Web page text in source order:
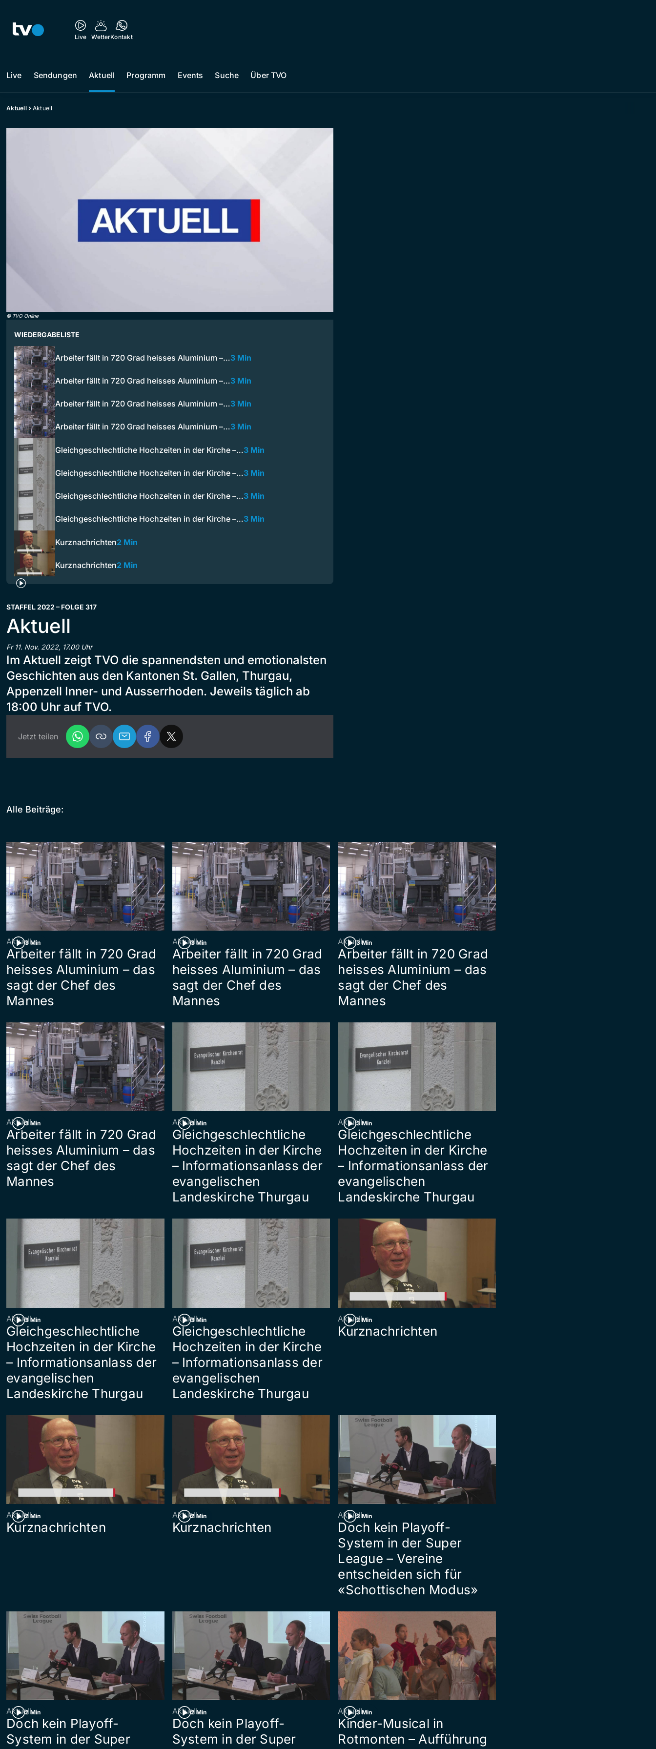
Live WetterKontakt
Live Sendungen Aktuell Programm Events Suche Über TVO
Aktuell Aktuell
© TVO Online
WIEDERGABELISTE
Arbeiter fällt in 720 Grad heisses Aluminium –…3 Min
Arbeiter fällt in 720 Grad heisses Aluminium –…3 Min
Arbeiter fällt in 720 Grad heisses Aluminium –…3 Min
Arbeiter fällt in 720 Grad heisses Aluminium –…3 Min
Gleichgeschlechtliche Hochzeiten in der Kirche –…3 Min
Gleichgeschlechtliche Hochzeiten in der Kirche –…3 Min
Gleichgeschlechtliche Hochzeiten in der Kirche –…3 Min
Gleichgeschlechtliche Hochzeiten in der Kirche –…3 Min
Kurznachrichten2 Min
Kurznachrichten2 Min
STAFFEL 2022 – FOLGE 317
Aktuell
Fr 11. Nov. 2022, 17.00 Uhr
Im Aktuell zeigt TVO die spannendsten und emotionalsten
Geschichten aus den Kantonen St. Gallen, Thurgau,
Appenzell Inner- und Ausserrhoden. Jeweils täglich ab
18:00 Uhr auf TVO.
Jetzt teilen
Alle Beiträge:
3 Min
Aktuell
Arbeiter fällt in 720 Grad
heisses Aluminium – das
sagt der Chef des
Mannes
3 Min
Aktuell
Arbeiter fällt in 720 Grad
heisses Aluminium – das
sagt der Chef des
Mannes
3 Min
Aktuell
Arbeiter fällt in 720 Grad
heisses Aluminium – das
sagt der Chef des
Mannes
3 Min
Aktuell
Arbeiter fällt in 720 Grad
heisses Aluminium – das
sagt der Chef des
Mannes
3 Min
Aktuell
Gleichgeschlechtliche
Hochzeiten in der Kirche
– Informationsanlass der
evangelischen
Landeskirche Thurgau
3 Min
Aktuell
Gleichgeschlechtliche
Hochzeiten in der Kirche
– Informationsanlass der
evangelischen
Landeskirche Thurgau
3 Min
Aktuell
Gleichgeschlechtliche
Hochzeiten in der Kirche
– Informationsanlass der
evangelischen
Landeskirche Thurgau
3 Min
Aktuell
Gleichgeschlechtliche
Hochzeiten in der Kirche
– Informationsanlass der
evangelischen
Landeskirche Thurgau
2 Min
Aktuell
Kurznachrichten
2 Min
Aktuell
Kurznachrichten
2 Min
Aktuell
Kurznachrichten
2 Min
Aktuell
Doch kein Playoff-
System in der Super
League – Vereine
entscheiden sich für
«Schottischen Modus»
2 Min
Aktuell
Doch kein Playoff-
System in der Super
2 Min
Aktuell
Doch kein Playoff-
System in der Super
3 Min
Aktuell
Kinder-Musical in
Rotmonten – Aufführung